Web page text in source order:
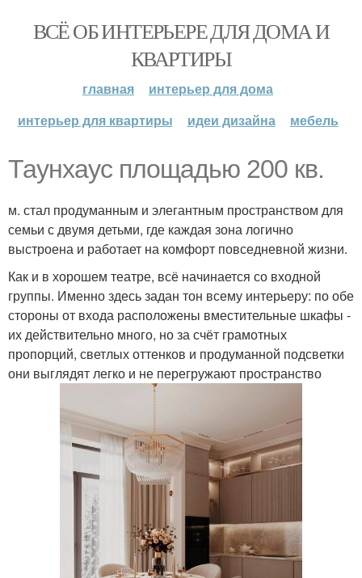
ВСЁ ОБ ИНТЕРЬЕРЕ ДЛЯ ДОМА И
КВАРТИРЫ
главная
интерьер для дома
интерьер для квартиры
идеи дизайна мебель
Таунхаус площадью 200 кв.
м. стал продуманным и элегантным пространством для
семьи с двумя детьми, где каждая зона логично
выстроена и работает на комфорт повседневной жизни.
Как и в хорошем театре, всё начинается со входной
группы. Именно здесь задан тон всему интерьеру: по обе
стороны от входа расположены вместительные шкафы -
их действительно много, но за счёт грамотных
пропорций, светлых оттенков и продуманной подсветки
они выглядят легко и не перегружают пространство